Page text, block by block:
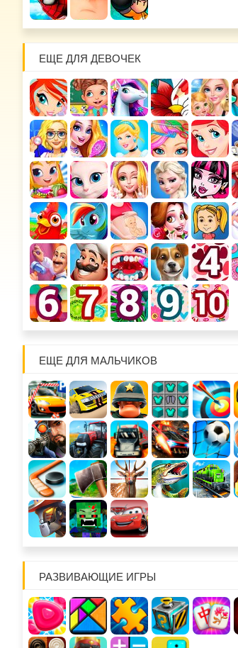
ЕЩЕ ДЛЯ ДЕВОЧЕК
ЕЩЕ ДЛЯ МАЛЬЧИКОВ
РАЗВИВАЮЩИЕ ИГРЫ